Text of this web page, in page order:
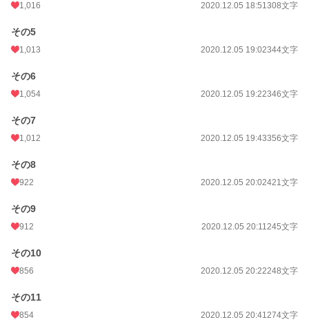
年間ポイント
1,016 2020.12.05 18:51308文字
その5
1,013 2020.12.05 19:02344文字
その6
1,054 2020.12.05 19:22346文字
その7
1,012 2020.12.05 19:43356文字
その8
922 2020.12.05 20:02421文字
その9
912 2020.12.05 20:11245文字
その10
856 2020.12.05 20:22248文字
その11
854 2020.12.05 20:41274文字